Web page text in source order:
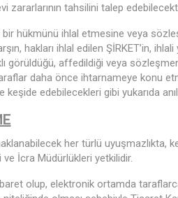
zararlarının tahsilini talep
hükmünü ihlal etmesine veya
hakları ihlal edilen ŞİRKET’in,
görüldüğü, affedildiği veya
daha önce ihtarnameye konu
edebilecekleri gibi yukarıda
her türlü uyuşmazlıkta,
İcra Müdürlükleri yetkilidir.
olup, elektronik ortamda